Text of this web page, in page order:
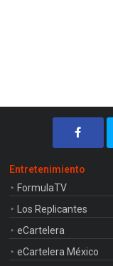
Entretenimiento
FormulaTV
Los Replicantes
eCartelera
eCartelera México